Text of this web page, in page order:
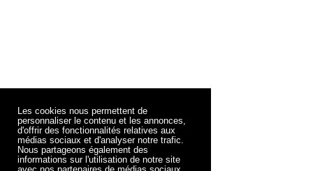
Les cookies nous permettent de
personnaliser le contenu et les annonces,
d'offrir des fonctionnalités relatives aux
médias sociaux et d'analyser notre trafic.
Nous partageons également des
informations sur l'utilisation de notre site